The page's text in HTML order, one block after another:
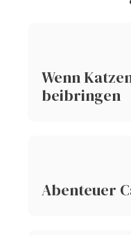
Wenn
beibringen
Abenteuer